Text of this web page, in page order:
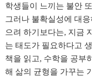
학생들이 느끼는 불안
그러나 불확실성에 대
으려 하기보다는, 지금
는 태도가 필요하다고
책을 읽고, 수학을 공부
해 삶의 균형을 가꾸는